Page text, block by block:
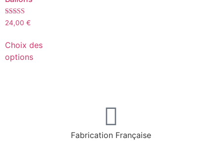
Note
5.00
24,00 €
Choix des
options
Fabrication Française